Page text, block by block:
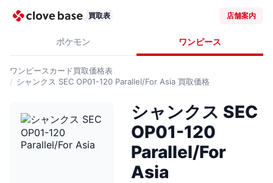
買取表 店舗案内
ポケモン ワンピース
ワンピースカード買取価格表
シャンクス SEC OP01-120 Parallel/For Asia 買取価格
シャンクス SEC
OP01-120
Parallel/For
Asia